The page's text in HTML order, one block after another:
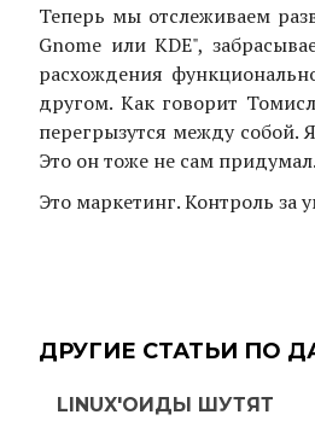
Теперь мы отслеживаем
Gnome или KDE",
расхождения
другом. Как говорит
перегрызутся между собой.
Это он тоже не сам
Это маркетинг. Контроль за
ДРУГИЕ СТАТЬИ ПО
LINUX'ОИДЫ ШУТЯТ